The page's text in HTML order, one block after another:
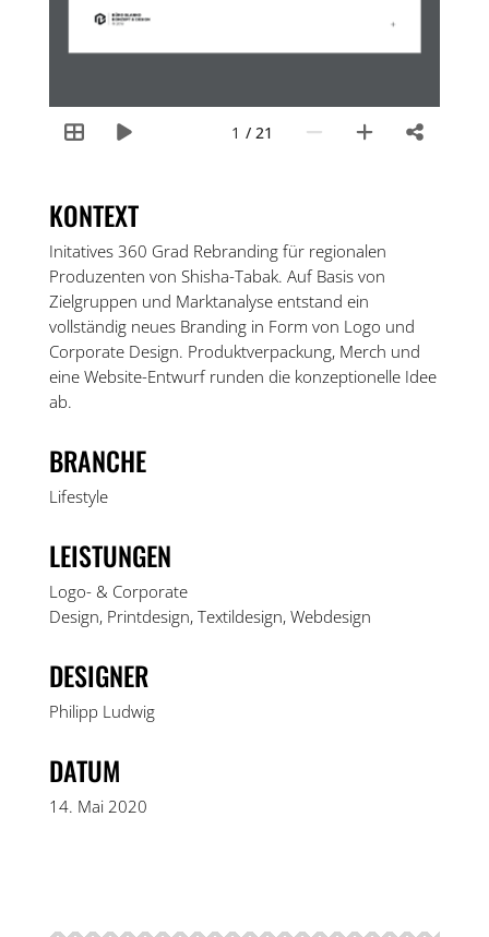
/ 21
KONTEXT
Initatives 360 Grad Rebranding für regionalen
Produzenten von Shisha-Tabak. Auf Basis von
Zielgruppen und Marktanalyse entstand ein
vollständig neues Branding in Form von Logo und
Corporate Design. Produktverpackung, Merch und
eine Website-Entwurf runden die konzeptionelle Idee
ab.
BRANCHE
Lifestyle
LEISTUNGEN
Logo- & Corporate
Design, Printdesign, Textildesign, Webdesign
DESIGNER
Philipp Ludwig
DATUM
14. Mai 2020